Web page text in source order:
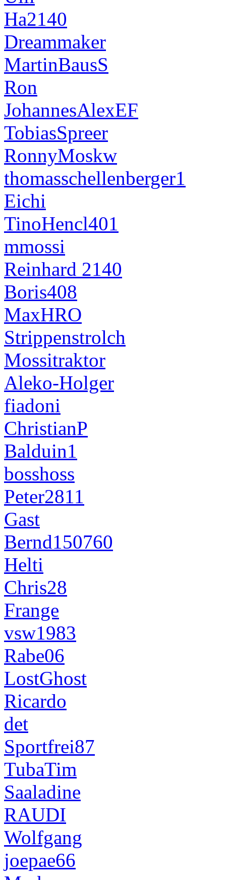
Ha2140
Dreammaker
MartinBausS
Ron
JohannesAlexEF
TobiasSpreer
RonnyMoskw
thomasschellenberger1
Eichi
TinoHencl401
mmossi
Reinhard 2140
Boris408
MaxHRO
Strippenstrolch
Mossitraktor
Aleko-Holger
fiadoni
ChristianP
Balduin1
bosshoss
Peter2811
Gast
Bernd150760
Helti
Chris28
Frange
vsw1983
Rabe06
LostGhost
Ricardo
det
Sportfrei87
TubaTim
Saaladine
RAUDI
Wolfgang
joepae66